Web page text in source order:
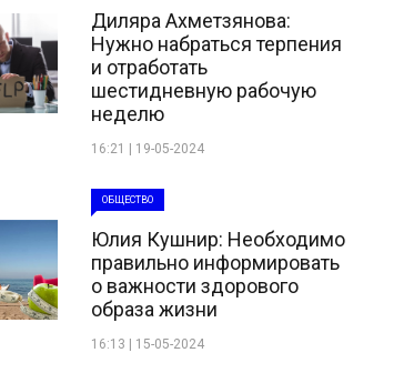
Диляра Ахметзянова:
Нужно набраться терпения
и отработать
шестидневную рабочую
неделю
16:21 | 19-05-2024
ОБЩЕСТВО
Юлия Кушнир: Необходимо
правильно информировать
о важности здорового
образа жизни
16:13 | 15-05-2024